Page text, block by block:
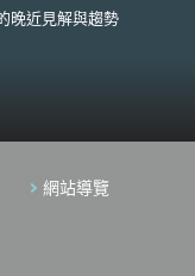
擔。另亦明訂可豁免責
人或非營利組織，及已
資保護評估標準、賠償
晚近見解與趨勢
網站導覽